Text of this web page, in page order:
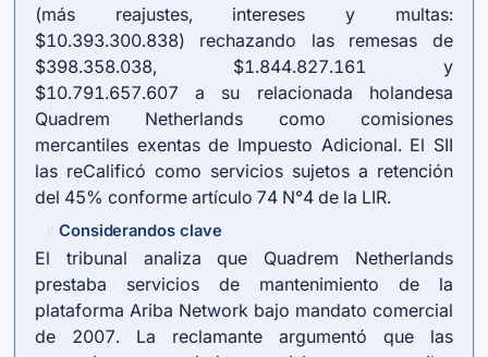
(más reajustes, intereses y multas:
$10.393.300.838) rechazando las remesas de
$398.358.038, $1.844.827.161 y
$10.791.657.607 a su relacionada holandesa
Quadrem Netherlands como comisiones
mercantiles exentas de Impuesto Adicional. El SII
las reCalificó como servicios sujetos a retención
del 45% conforme artículo 74 N°4 de la LIR.
Considerandos clave
El tribunal analiza que Quadrem Netherlands
prestaba servicios de mantenimiento de la
plataforma Ariba Network bajo mandato comercial
de 2007. La reclamante argumentó que las